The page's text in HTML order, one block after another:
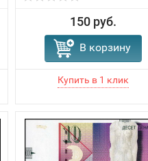
150 руб.
В корзину